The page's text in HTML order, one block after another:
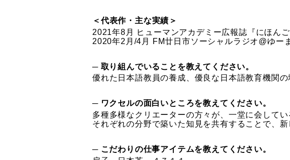
＜代表作・主な実績＞
2021年8月 ヒューマンアカデミー広報誌『にほん
2020年2月/4月 FM廿日市ソーシャルラジオ@ゆー
─ 取り組んでいることを教えてください。
優れた日本語教員の養成、優良な日本語教育機関
─ ワクセルの面白いところを教えてください。
多種多様なクリエーターの方々が、一堂に会してい
それぞれの分野で築いた知見を共有することで、
─ こだわりの仕事アイテムを教えてください。